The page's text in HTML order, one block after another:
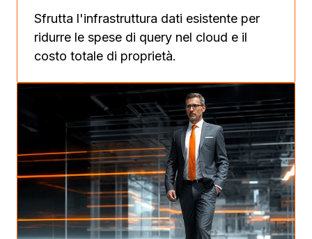
Sfrutta l'infrastruttura dati esistente per
ridurre le spese di query nel cloud e il
costo totale di proprietà.